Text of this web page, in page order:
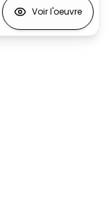
Voir l'oeuvre